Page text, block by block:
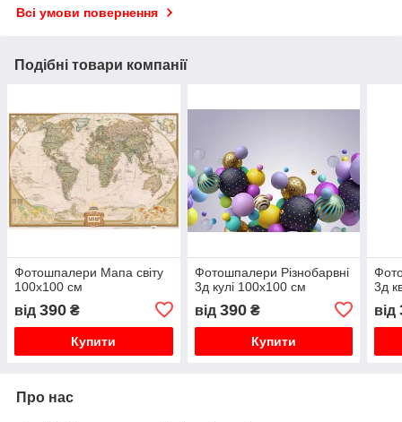
Всі умови повернення
Подібні товари компанії
Фотошпалери Мапа світу
100х100 см
від 390 ₴
Купити
Фотошпалери Різнобарвні
3д кулі 100х100 см
від 390₴
Купити
3д
від
Про нас